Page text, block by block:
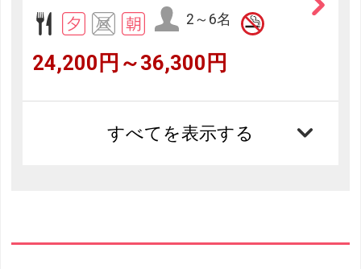
2～6名
24,200円～36,300円
すべてを表示する